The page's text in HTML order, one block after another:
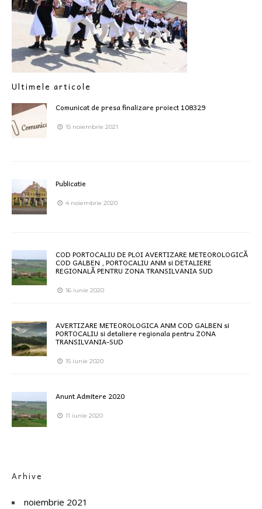
Ultimele articole
Comunicat de presa finalizare proiect 108329
15 noiembrie 2021
Publicatie
4 noiembrie 2020
COD PORTOCALIU DE PLOI AVERTIZARE METEOROLOGICĂ
COD GALBEN , PORTOCALIU ANM si DETALIERE
REGIONALĂ PENTRU ZONA TRANSILVANIA SUD
16 iunie 2020
AVERTIZARE METEOROLOGICA ANM COD GALBEN si
PORTOCALIU si detaliere regionala pentru ZONA
TRANSILVANIA-SUD
15 iunie 2020
Anunt Admitere 2020
11 iunie 2020
Arhive
noiembrie 2021